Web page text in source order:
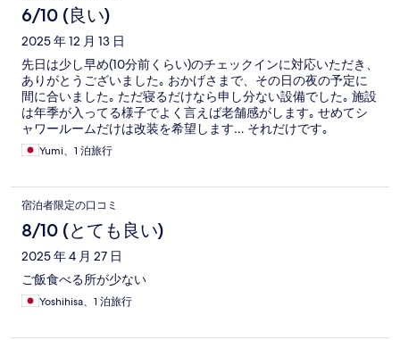
6/10 (良い)
2025 年 12 月 13 日
先日は少し早め(10分前くらい)のチェックインに対応いただき、
ありがとうございました｡ おかげさまで、その日の夜の予定に
間に合いました｡ ただ寝るだけなら申し分ない設備でした｡ 施設
は年季が入ってる様子でよく言えば老舗感がします｡ せめてシ
ャワールームだけは改装を希望します… それだけです｡
Yumi、1 泊旅行
宿泊者限定の口コミ
8/10 (とても良い)
2025 年 4 月 27 日
ご飯食べる所が少ない
Yoshihisa、1 泊旅行